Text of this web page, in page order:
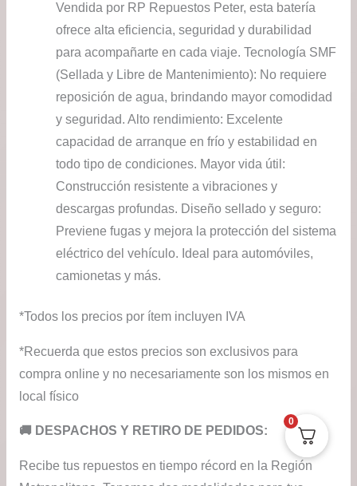
Vendida por RP Repuestos Peter, esta batería
ofrece alta eficiencia, seguridad y durabilidad
para acompañarte en cada viaje. Tecnología SMF
(Sellada y Libre de Mantenimiento): No requiere
reposición de agua, brindando mayor comodidad
y seguridad. Alto rendimiento: Excelente
capacidad de arranque en frío y estabilidad en
todo tipo de condiciones. Mayor vida útil:
Construcción resistente a vibraciones y
descargas profundas. Diseño sellado y seguro:
Previene fugas y mejora la protección del sistema
eléctrico del vehículo. Ideal para automóviles,
camionetas y más.
*Todos los precios por ítem incluyen IVA
*Recuerda que estos precios son exclusivos para
compra online y no necesariamente son los mismos en
local físico
​🚚​ DESPACHOS Y RETIRO DE PEDIDOS:
Recibe tus repuestos en tiempo récord en la Región
0